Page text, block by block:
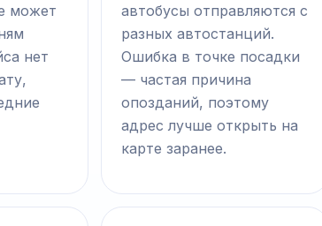
может
нет
автобусы отправляются с
разных автостанций.
Ошибка в точке посадки
— частая причина
опозданий, поэтому
адрес лучше открыть на
карте заранее.